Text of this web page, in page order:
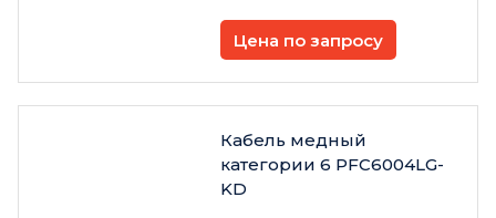
Цена по запросу
Кабель медный
категории 6 PFC6004LG-
KD